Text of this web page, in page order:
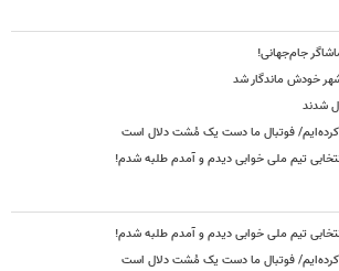
خودش ماندگار شد
شدند
فوتبال ما دست یک مُشت دلال است
تیم ملی خوابی دیدم و آمدم طلبه شدم!
تیم ملی خوابی دیدم و آمدم طلبه شدم!
فوتبال ما دست یک مُشت دلال است